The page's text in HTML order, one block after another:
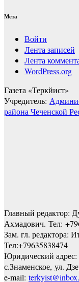
Мета
Войти
Лента записей
Лента
WordPress.org
Газета «Теркйист»
Учредитель:
района Чеченской
Главный редактор:
Ахмадович. Тел:
Зам. гл. редактора:
Тел:+79635838474
Юридический
с.Знаменское, ул.
e-mail: